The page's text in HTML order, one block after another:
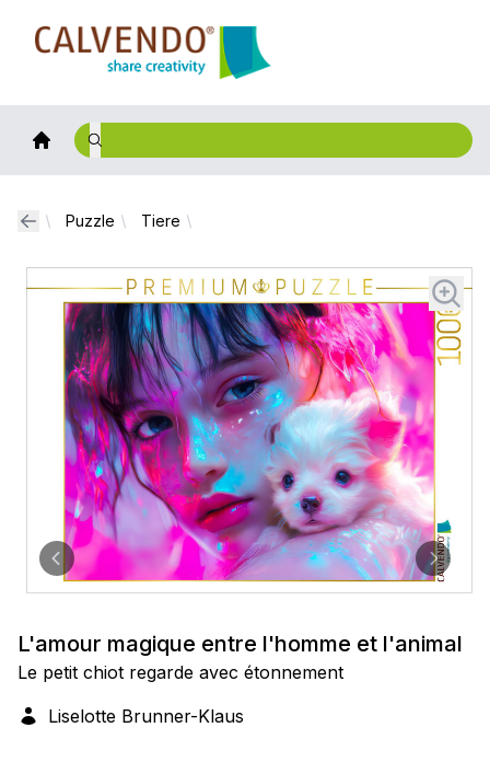
Calvendo
Puzzle Tiere
L'amour magique entre l'homme et l'animal
Le petit chiot regarde avec étonnement
Liselotte Brunner-Klaus